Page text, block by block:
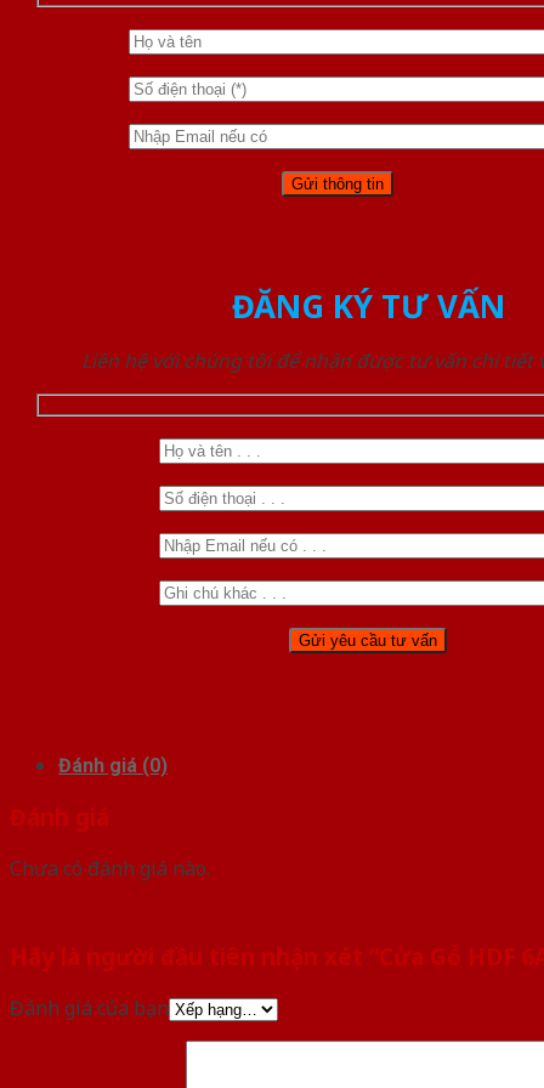
ĐĂNG KÝ TƯ VẤN
Liên hệ với chúng tôi để nhận được tư vấn chi tiết
Đánh giá (0)
Đánh giá
Chưa có đánh giá nào.
Hãy là người đầu tiên nhận xét “Cửa Gỗ HDF
Đánh giá của bạn